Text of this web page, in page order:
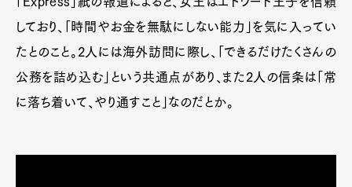
しており、「時間やお金を無駄にしない能力」を気に入ってい
たとのこと。2人には海外訪問に際し、「できるだけたくさんの
公務を詰め込む」という共通点があり、また2人の信条は「常
に落ち着いて、やり通すこと」なのだとか。